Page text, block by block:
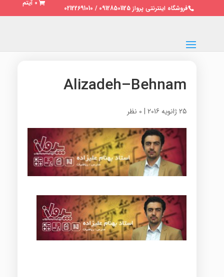
فروشگاه اینترنتی پرواز 09128501125 / 02122691010
0 آیتم
Alizadeh–Behnam
25 ژانویه 2016 | 0 نظر